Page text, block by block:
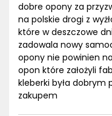
dobre opony za
na polskie drogi z
które w deszczowe
zadowala nowy
opony nie powinien
opon które założyli
kleberki była dobrym
zakupem